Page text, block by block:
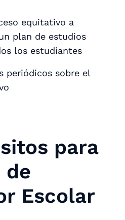
equitativo a
plan de estudios
los estudiantes
periódicos sobre el
para
de
Escolar